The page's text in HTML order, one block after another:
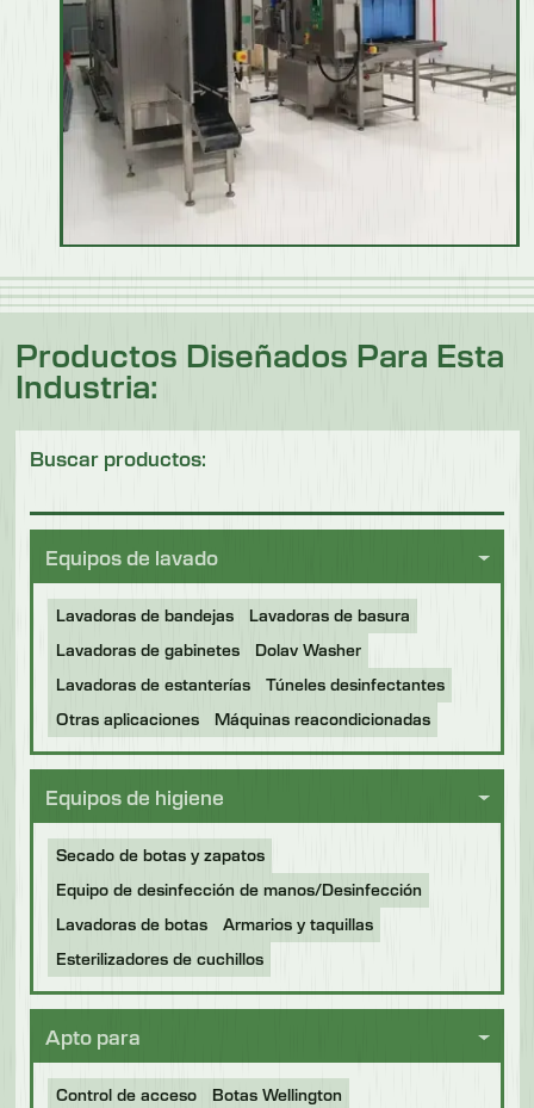
Productos Diseñados Para Esta
Industria:
Buscar productos:
Equipos de lavado
Lavadoras de bandejas
Lavadoras de basura
Lavadoras de gabinetes
Dolav Washer
Lavadoras de estanterías
Túneles desinfectantes
Otras aplicaciones
Máquinas reacondicionadas
Equipos de higiene
Secado de botas y zapatos
Equipo de desinfección de manos/Desinfección
Lavadoras de botas
Armarios y taquillas
Esterilizadores de cuchillos
Apto para
Control de acceso Botas Wellington